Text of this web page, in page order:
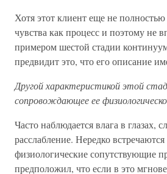
Хотя этот клиент еще не
чувства как процесс и поэтому не
примером шестой стадии
предвидит это, что его описание
Другой характеристикой этой
сопровождающее ее
Часто наблюдается влага в глазах,
расслабление. Нередко
физиологические сопутствующие
предположил, что если в это